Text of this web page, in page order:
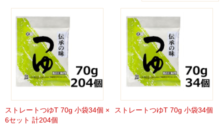
ストレートつゆT 70g 小袋34個 ×
6セット 計204個
ストレートつゆT 70g 小袋34個